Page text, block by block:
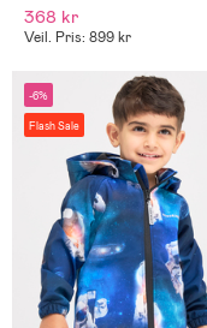
368 kr
Veil. Pris: 899 kr
-6%
Flash Sale